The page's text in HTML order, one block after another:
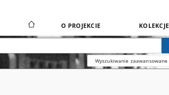
O PROJEKCIE KOLEKCJE
Wyszukiwanie zaawansowane